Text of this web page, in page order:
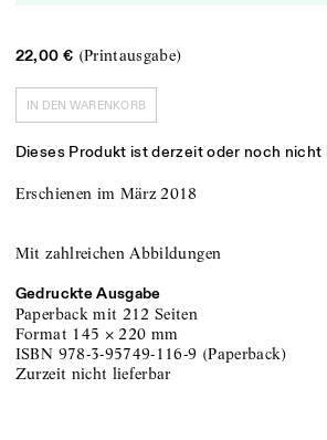
22,00 € (Printausgabe)
IN DEN WARENKORB
Dieses Produkt ist derzeit oder noch nicht
Erschienen im März 2018
Mit zahlreichen Abbildungen
Gedruckte Ausgabe
Paperback mit 212 Seiten
Format 145 ×220 mm
ISBN 978-3-95749-116-9 (Paperback)
zurzeit nicht lieferbar